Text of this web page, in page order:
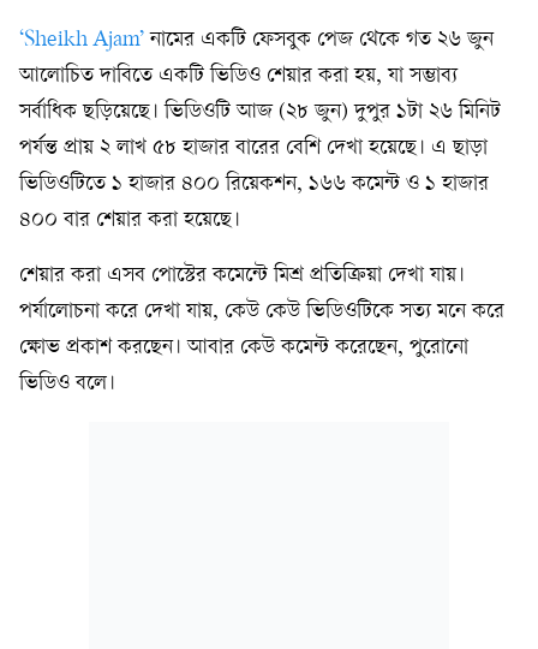
‘Sheikh Ajam’ নামের একটি ফেসবুক পেজ থেকে গত ২৬ জুন
আলোচিত দাবিতে একটি ভিডিও শেয়ার করা হয়, যা সম্ভাব্য
সর্বাধিক ছড়িয়েছে। ভিডিওটি আজ (২৮ জুন) দুপুর ১টা ২৬ মিনিট
পর্যন্ত প্রায় ২ লাখ ৫৮ হাজার বারের বেশি দেখা হয়েছে। এ ছাড়া
ভিডিওটিতে ১ হাজার ৪০০ রিয়েকশন, ১৬৬ কমেন্ট ও ১ হাজার
৪০০ বার শেয়ার করা হয়েছে।
শেয়ার করা এসব পোস্টের কমেন্টে মিশ্র প্রতিক্রিয়া দেখা যায়।
পর্যালোচনা করে দেখা যায়, কেউ কেউ ভিডিওটিকে সত্য মনে করে
ক্ষোভ প্রকাশ করছেন। আবার কেউ কমেন্ট করেছেন, পুরোনো
ভিডিও বলে।